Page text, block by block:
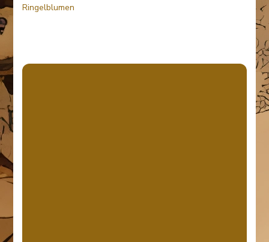
Ringelblumen